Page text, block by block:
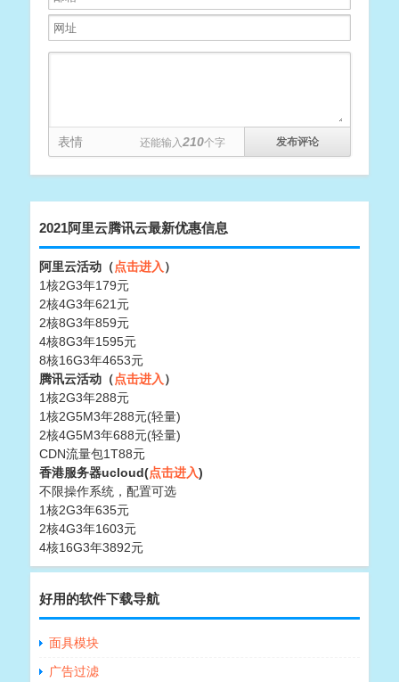
表情 还能输入210个字
2021阿里云腾讯云最新优惠信息
阿里云活动（点击进入）
1核2G3年179元
2核4G3年621元
2核8G3年859元
4核8G3年1595元
8核16G3年4653元
腾讯云活动（点击进入）
1核2G3年288元
1核2G5M3年288元(轻量)
2核4G5M3年688元(轻量)
CDN流量包1T88元
香港服务器ucloud(点击进入)
不限操作系统，配置可选
1核2G3年635元
2核4G3年1603元
4核16G3年3892元
好用的软件下载导航
面具模块
广告过滤